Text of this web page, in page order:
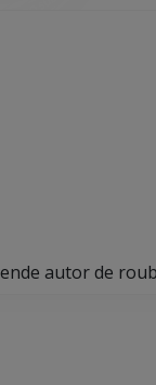
autor de